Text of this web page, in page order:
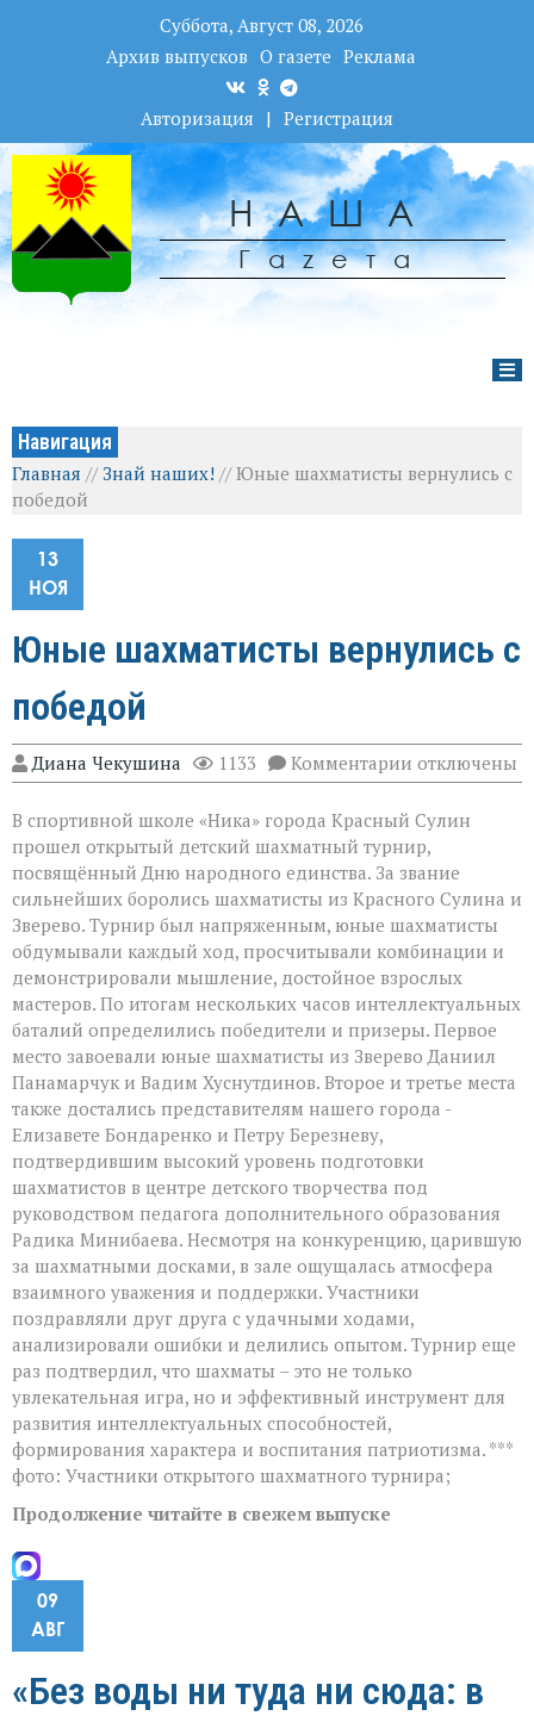
Суббота, Август 08, 2026
Архив выпусков О газете Реклама
Авторизация | Регистрация
НАША
Гаzета
Навигация
Главная // Знай наших! //Юные шахматисты вернулись с
победой
13
НОЯ
Юные шахматисты вернулись с
победой
Диана Чекушина 1133 Комментарии к
записи
шахматисты
вернулись
с
победой
отключены
В спортивной школе «Ника» города Красный Сулин
прошел открытый детский шахматный турнир,
посвящённый Дню народного единства. За звание
сильнейших боролись шахматисты из Красного Сулина и
Зверево. Турнир был напряженным, юные шахматисты
обдумывали каждый ход, просчитывали комбинации и
демонстрировали мышление, достойное взрослых
мастеров. По итогам нескольких часов интеллектуальных
баталий определились победители и призеры. Первое
место завоевали юные шахматисты из Зверево Даниил
Панамарчук и Вадим Хуснутдинов. Второе и третье места
также достались представителям нашего города -
Елизавете Бондаренко и Петру Березневу,
подтвердившим высокий уровень подготовки
шахматистов в центре детского творчества под
руководством педагога дополнительного образования
Радика Минибаева. Несмотря на конкуренцию, царившую
за шахматными досками, в зале ощущалась атмосфера
взаимного уважения и поддержки. Участники
поздравляли друг друга с удачными ходами,
анализировали ошибки и делились опытом. Турнир еще
раз подтвердил, что шахматы – это не только
увлекательная игра, но и эффективный инструмент для
развития интеллектуальных способностей,
формирования характера и воспитания патриотизма. ***
фото: Участники открытого шахматного турнира;
Продолжение читайте в свежем выпуске
09
АВГ
«Без воды ни туда ни сюда: в